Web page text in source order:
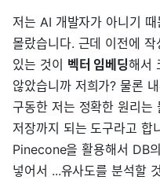
저는 AI 개발자가 아니기
몰랐습니다. 근데 이전에
있는 것이 벡터 임베딩해서
않았습니까 저희가? 물론
구동한 저는 정확한 원리는
저장까지 되는 도구라고 합
Pinecone을 활용해서 DB
넣어서 ...유사도를 분석할